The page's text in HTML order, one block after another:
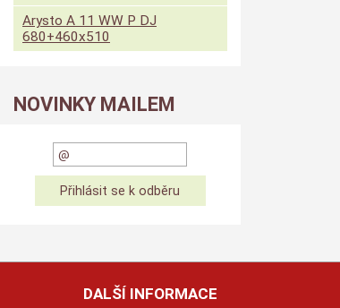
Arysto A 11 WW P DJ
680+460x510
NOVINKY MAILEM
DALŠÍ INFORMACE